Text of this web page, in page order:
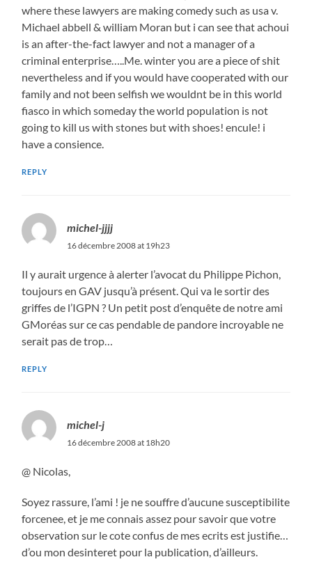
where these lawyers are making comedy such as usa v.
Michael abbell & william Moran but i can see that achoui
is an after-the-fact lawyer and not a manager of a
criminal enterprise…..Me. winter you are a piece of shit
nevertheless and if you would have cooperated with our
family and not been selfish we wouldnt be in this world
fiasco in which someday the world population is not
going to kill us with stones but with shoes! encule! i
have a consience.
REPLY
michel-jjjj
16 décembre 2008 at 19h23
Il y aurait urgence à alerter l’avocat du Philippe Pichon,
toujours en GAV jusqu’à présent. Qui va le sortir des
griffes de l’IGPN ? Un petit post d’enquête de notre ami
GMoréas sur ce cas pendable de pandore incroyable ne
serait pas de trop…
REPLY
michel-j
16 décembre 2008 at 18h20
@ Nicolas,
Soyez rassure, l’ami ! je ne souffre d’aucune susceptibilite
forcenee, et je me connais assez pour savoir que votre
observation sur le cote confus de mes ecrits est justifie…
d’ou mon desinteret pour la publication, d’ailleurs.